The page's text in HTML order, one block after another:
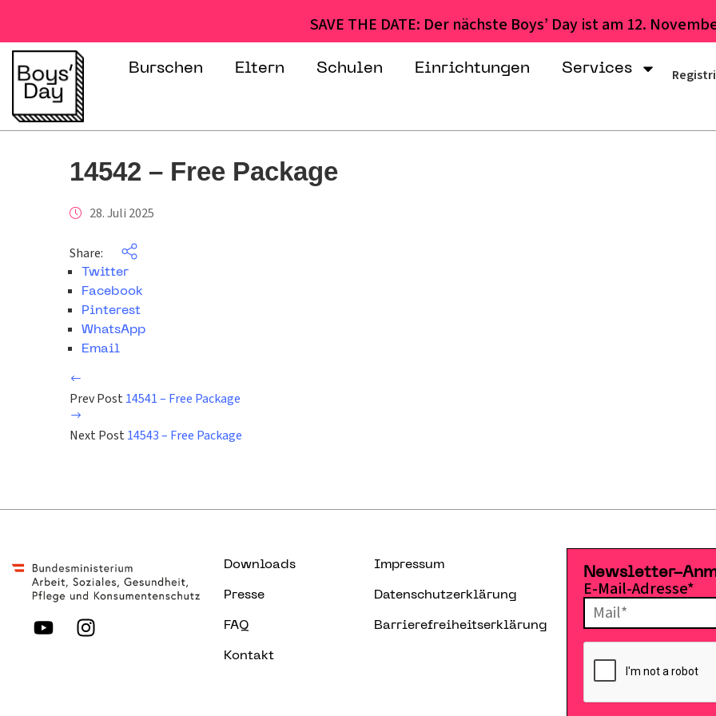
SAVE THE DATE: Der nächste Boys’ Day ist am 12.
Burschen Eltern Schulen Einrichtungen Services
14542 – Free Package
28. Juli 2025
Share:
Twitter
Facebook
Pinterest
WhatsApp
Email
Prev Post 14541 – Free Package
Next Post 14543 – Free Package
Downloads
Presse
FAQ
Kontakt
Impressum
Datenschutzerklärung
Barrierefreiheitserklärung
Newsletter-
E-Mail-Adresse*